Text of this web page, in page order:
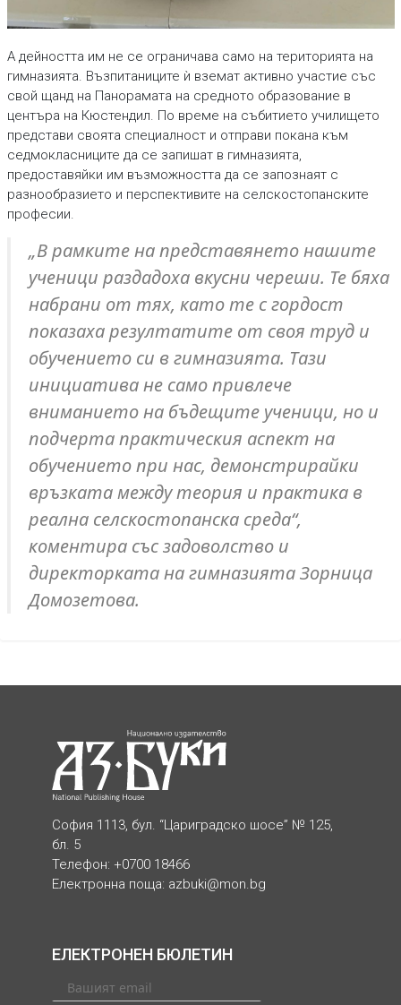
А дейността им не се ограничава само на територията на
гимназията. Възпитаниците ѝ вземат активно участие със
свой щанд на Панорамата на средното образование в
центъра на Кюстендил. По време на събитието училището
представи своята специалност и отправи покана към
седмокласниците да се запишат в гимназията,
предоставяйки им възможността да се запознаят с
разнообразието и перспективите на селскостопанските
професии.
„В рамките на представянето нашите
ученици раздадоха вкусни череши. Те бяха
набрани от тях, като те с гордост
показаха резултатите от своя труд и
обучението си в гимназията. Тази
инициатива не само привлече
вниманието на бъдещите ученици, но и
подчерта практическия аспект на
обучението при нас, демонстрирайки
връзката между теория и практика в
реална селскостопанска среда“,
коментира със задоволство и
директорката на гимназията Зорница
Домозетова.
София 1113, бул. “Цариградско шосе” № 125,
бл. 5
Телефон: +0700 18466
Електронна поща: azbuki@mon.bg
ЕЛЕКТРОНЕН БЮЛЕТИН